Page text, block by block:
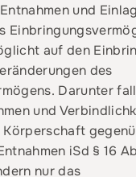
und
auf den
des
Darunter
und
Körperschaft
iSd § 16
nur das